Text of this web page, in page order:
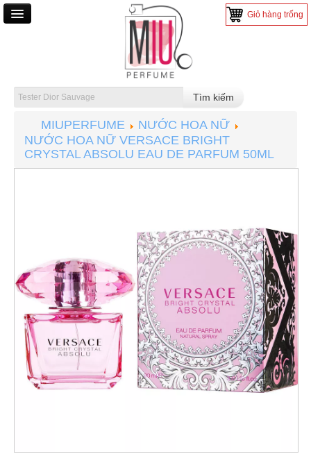
Giỏ hàng trống
NƯỚC HOA NAM
NƯỚC HOA NỮ
NƯỚC HOA MINI
TRANG ĐIỂM
CHĂM SÓC DA
MIUPERFUME
NƯỚC HOA NỮ
NƯỚC HOA NỮ VERSACE BRIGHT
CRYSTAL ABSOLU EAU DE PARFUM 50ML